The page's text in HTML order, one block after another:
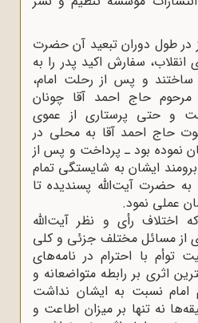
در طول دوران تبعید آن حضرت
سفارش اکید پدر را به
و پس از رحلت امام،
حاج احمد آقا چونان
و حتی پرستاری از عموی
حاج احمد آقا به محلی در
نموده بود ـ پرداخت و پس از
برومند ایشان به شایستگی تمام
حضرت آیت‌الله پسندیده تا
عملی نمود.
اختلاف رأی و نظر آیت‌الله
از مسائل مختلف جزئی و کلی
با احترام در نامه‌های
اثری بر رابطه متواضعانه و
امام نسبت به ایشان نداشت
نه تنها بر میزان اطاعت و